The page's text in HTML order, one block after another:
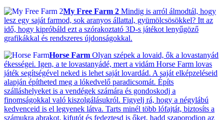
My Free Farm 2 Mindig is arról álmodtál, hogy
lesz egy saját farmod, sok aranyos állattal, gyümölcsösökkel? Itt az
idő, hogy kipróbáld ezt a szórakoztató 3D-s játékot lenyűgöző
grafikákkal és rendszeres újdonságokkal.
Horse Farm Olyan szépek a lovaid, ők a lovastanyád
ékességei. Igen, a te lovastanyádé, mert a vidám Horse Farm lovas
játék segítségével neked is lehet saját lovardád. A saját elképzeléseid
alapján építheted meg a lókedvelő paradicsomát. Építs
szálláshelyeket is a vendégek számára és gondoskodj a
finomságokkal való kiszolgálásukról. Figyelj rá, hogy a négylábú
kedvenceid is el legyenek látva. Tarts minél több lófajtát, biztosíts a
számukra abrakot, kifutót és fedeztesd is őket, hadd szaporodjon az